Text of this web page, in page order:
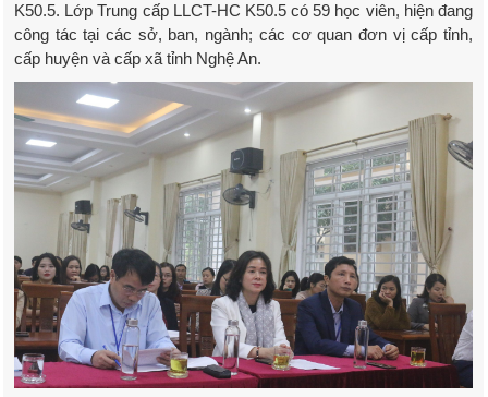
K50.5. Lớp Trung cấp LLCT-HC K50.5 có 59 học viên, hiện đang
công tác tại các sở, ban, ngành; các cơ quan đơn vị cấp tỉnh,
cấp huyện và cấp xã tỉnh Nghệ An.